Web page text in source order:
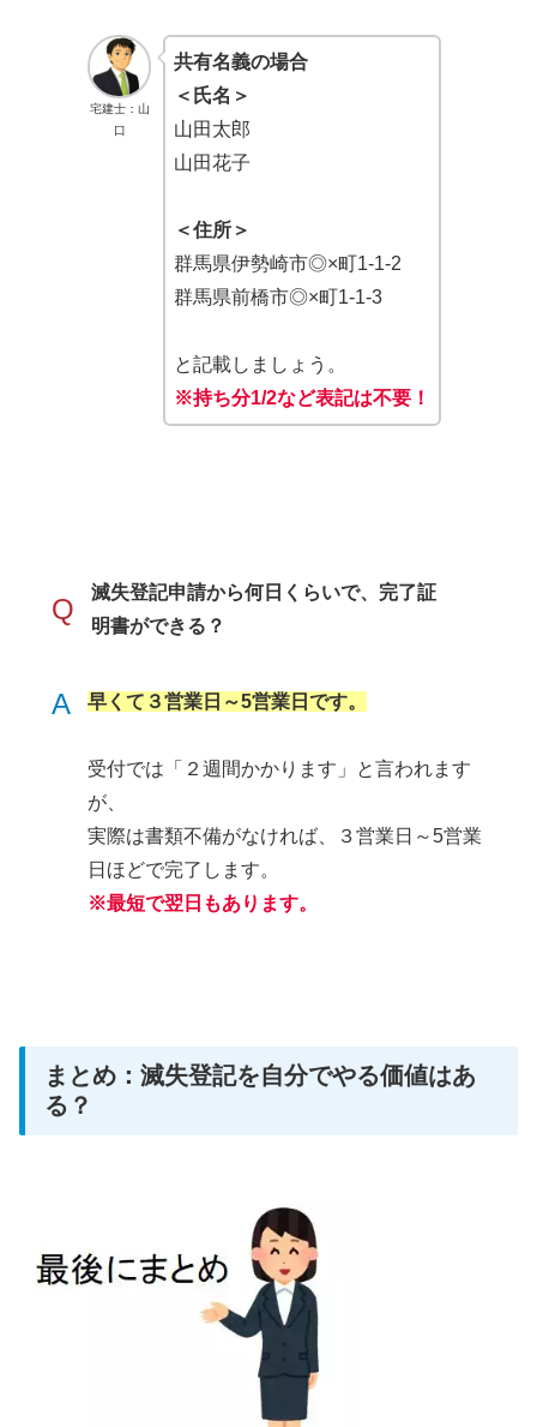
宅建士：山
口
共有名義の場合
＜氏名＞
山田太郎
山田花子
＜住所＞
群馬県伊勢崎市◎×町1-1-2
群馬県前橋市◎×町1-1-3
と記載しましょう。
※持ち分1/2など表記は不要！
Q
滅失登記申請から何日くらいで、完了証
明書ができる？
A 早くて３営業日～5営業日です。
受付では「２週間かかります」と言われます
が、
実際は書類不備がなければ、３営業日～5営業
日ほどで完了します。
※最短で翌日もあります。
まとめ：滅失登記を自分でやる価値はあ
る？